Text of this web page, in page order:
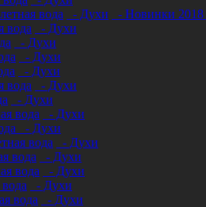
вода - Духи - Новинки 2018
вода
- Духи
- Духи
- Духи
- Духи
вода
- Духи
- Духи
вода
- Духи
- Духи
вода
- Духи
вода
- Духи
вода
- Духи
- Духи
вода
- Духи